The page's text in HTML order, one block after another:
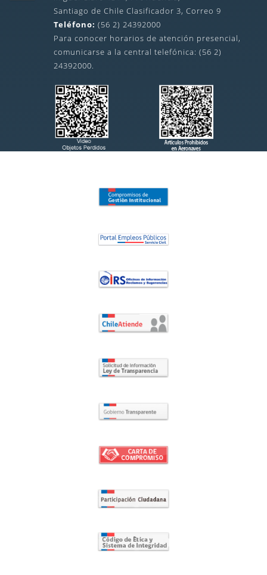
Santiago de Chile Clasificador 3, Correo 9
Teléfono: (56 2) 24392000
Para conocer horarios de atención presencial,
comunicarse a la central telefónica: (56 2)
24392000.